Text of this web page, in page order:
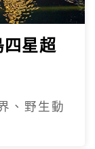
星超
、野生動